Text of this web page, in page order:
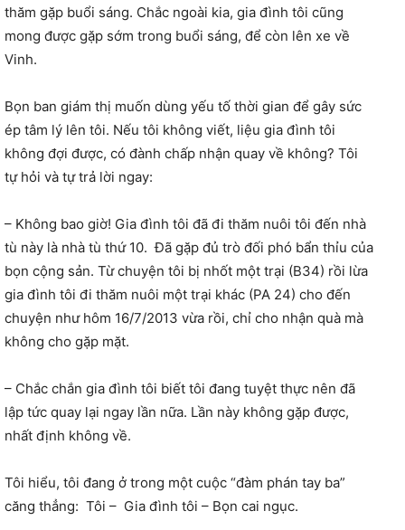
thăm gặp buổi sáng. Chắc ngoài kia, gia đình tôi cũng
mong được gặp sớm trong buổi sáng, để còn lên xe về
Vinh.
Bọn ban giám thị muốn dùng yếu tố thời gian để gây sức
ép tâm lý lên tôi. Nếu tôi không viết, liệu gia đình tôi
không đợi được, có đành chấp nhận quay về không? Tôi
tự hỏi và tự trả lời ngay:
– Không bao giờ! Gia đình tôi đã đi thăm nuôi tôi đến nhà
tù này là nhà tù thứ 10. Đã gặp đủ trò đối phó bẩn thỉu của
bọn cộng sản. Từ chuyện tôi bị nhốt một trại (B34) rồi lừa
gia đình tôi đi thăm nuôi một trại khác (PA 24) cho đến
chuyện như hôm 16/7/2013 vừa rồi, chỉ cho nhận quà mà
không cho gặp mặt.
– Chắc chắn gia đình tôi biết tôi đang tuyệt thực nên đã
lập tức quay lại ngay lần nữa. Lần này không gặp được,
nhất định không về.
Tôi hiểu, tôi đang ở trong một cuộc “đàm phán tay ba”
căng thẳng: Tôi – Gia đình tôi – Bọn cai ngục.